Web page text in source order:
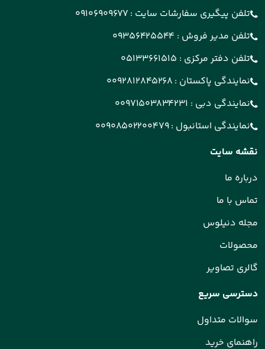
تلفن پیگیری سفارشات سایت : 09106909677
تلفن مدیر فروش : 09356425544
تلفن دفتر مرکزی : 05133661515
نمایندگی پاکستان : 0092812845268
نمایندگی دبی : 00971503834231
نمایندگی استانبول :00908502200479
نقشه سایت
درباره ما
تماس با ما
مجله دنیلوس
محصولات
گالری تصاویر
دسترسی سریع
سوالات متداول
راهنمای خرید